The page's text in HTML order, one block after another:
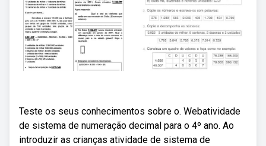
Teste os seus conhecimentos sobre o. Webatividade
de sistema de numeração decimal para o 4º ano. Ao
introduzir as crianças atividade de sistema de